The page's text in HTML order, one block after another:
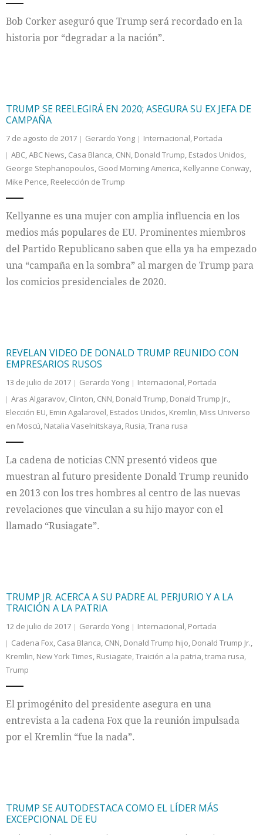
Bob Corker aseguró que Trump será recordado en la
historia por “degradar a la nación”.
TRUMP SE REELEGIRÁ EN 2020; ASEGURA SU EX JEFA DE
CAMPAÑA
7 de agosto de 2017 Gerardo Yong Internacional, Portada
ABC,ABC News, Casa Blanca, CNN, Donald Trump, Estados Unidos,
George Stephanopoulos, Good Morning America, Kellyanne Conway,
Mike Pence, Reelección de Trump
Kellyanne es una mujer con amplia influencia en los
medios más populares de EU. Prominentes miembros
del Partido Republicano saben que ella ya ha empezado
una “campaña en la sombra” al margen de Trump para
los comicios presidenciales de 2020.
REVELAN VIDEO DE DONALD TRUMP REUNIDO CON
EMPRESARIOS RUSOS
13 de julio de 2017 Gerardo Yong Internacional, Portada
Aras Algaravov, Clinton, CNN, Donald Trump, Donald Trump Jr.,
Elección EU, Emin Agalarovel, Estados Unidos, Kremlin, Miss Universo
en Moscú, Natalia Vaselnitskaya, Rusia,Trana rusa
La cadena de noticias CNN presentó videos que
muestran al futuro presidente Donald Trump reunido
en 2013 con los tres hombres al centro de las nuevas
revelaciones que vinculan a su hijo mayor con el
llamado “Rusiagate”.
TRUMP JR. ACERCA A SU PADRE AL PERJURIO Y A LA
TRAICIÓN A LA PATRIA
12 de julio de 2017 Gerardo Yong Internacional, Portada
Cadena Fox, Casa Blanca, CNN, Donald Trump hijo, Donald Trump Jr.,
Kremlin, New York Times, Rusiagate,Traición a la patria,trama rusa,
Trump
El primogénito del presidente asegura en una
entrevista a la cadena Fox que la reunión impulsada
por el Kremlin “fue la nada”.
TRUMP SE AUTODESTACA COMO EL LÍDER MÁS
EXCEPCIONAL DE EU